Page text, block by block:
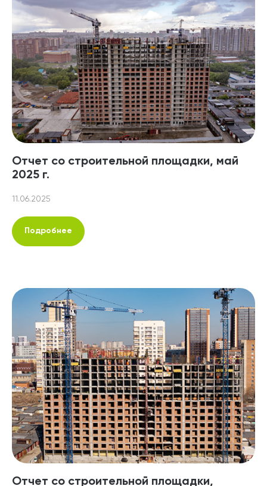
Отчет со строительной площадки, май
2025 г.
11.06.2025
Подробнее
Отчет со строительной площадки,